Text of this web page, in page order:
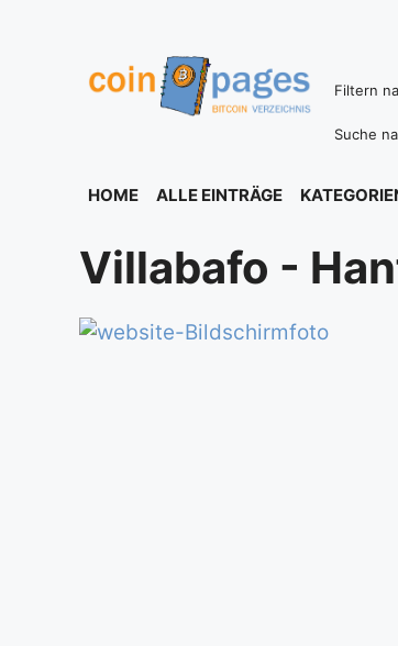
Filtern
Suche
HOME ALLE EINTRÄGE
Villabafo -